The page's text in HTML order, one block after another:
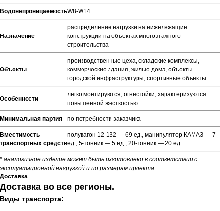
ВодонепроницаемостьW8-W14
Назначение
распределение нагрузки на нижележащие
конструкции на объектах многоэтажного
строительства
Объекты
производственные цеха, складские комплексы,
коммерческие здания, жилые дома, объекты
городской инфраструктуры, спортивные объекты
Особенности
легко монтируются, огнестойки, характеризуются
повышенной жесткостью
Минимальная партия по потребности заказчика
Вместимость
транспортных средств
полувагон 12-132 — 69 ед., манипулятор КАМАЗ — 7
ед., 5-тонник — 5 ед., 20-тонник — 20 ед.
* аналогичное изделие может быть изготовлено в соответствии с
эксплуатационной нагрузкой и по размерам проекта
Доставка
Доставка во все регионы.
Виды транспорта: